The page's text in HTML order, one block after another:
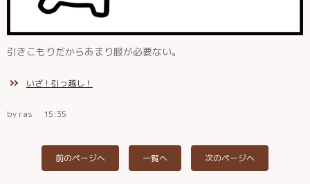
引きこもりだからあまり服が必要ない。
いざ！引っ越し！
by ras 15:35
前のページへ 一覧へ 次のページへ